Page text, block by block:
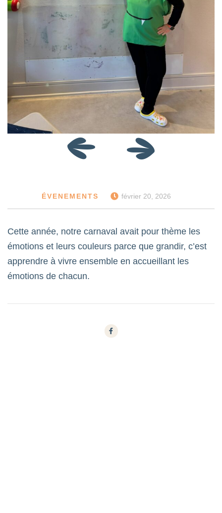
ÉVENEMENTS février 20, 2026
Cette année, notre carnaval avait pour thème les
émotions et leurs couleurs parce que grandir, c’est
apprendre à vivre ensemble en accueillant les
émotions de chacun.